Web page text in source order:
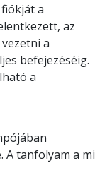
a
az
a
befejezéséig.
a
A tanfolyam a mi